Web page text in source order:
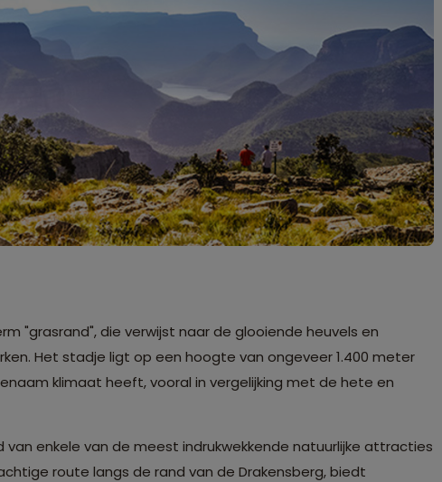
"grasrand", die verwijst naar de glooiende heuvels en
Het stadje ligt op een hoogte van ongeveer 1.400 meter
klimaat heeft, vooral in vergelijking met de hete en
enkele van de meest indrukwekkende natuurlijke attracties
route langs de rand van de Drakensberg, biedt